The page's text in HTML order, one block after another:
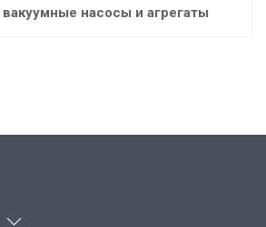
насосы и агрегаты